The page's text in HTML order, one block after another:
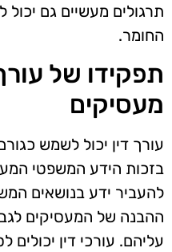
תרגולים מעשיים גם יכול
החומר.
תפקידו של
מעסיקים
עורך דין יכול לשמש
בזכות הידע המשפטי
להעביר ידע בנושאים
ההבנה של המעסיקים
עליהם. עורכי דין